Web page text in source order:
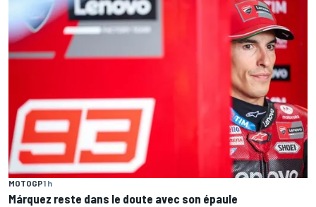
MOTOGP1 h
Márquez reste dans le doute avec son épaule